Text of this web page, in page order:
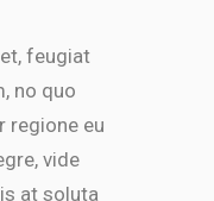
feugiat
no quo
regione eu
vide
at soluta